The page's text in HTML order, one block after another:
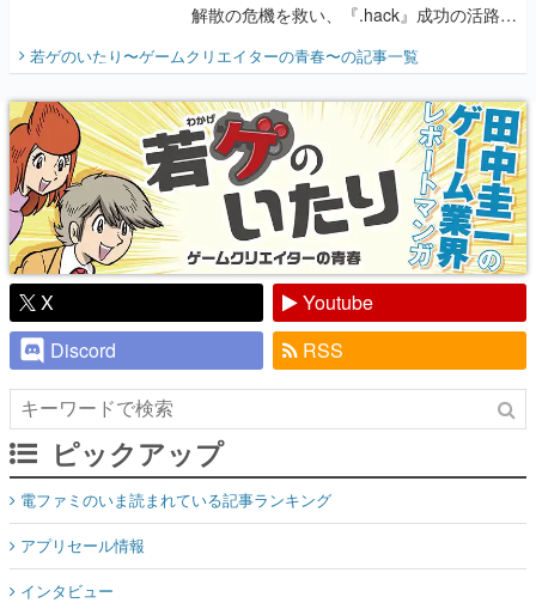
解散の危機を救い、『.hack』成功の活路を
『少年ジャンプ』色だった【若ゲのいた
り】
若ゲのいたり〜ゲームクリエイターの青春〜の記事一覧
X
Youtube
Discord
RSS
ピックアップ
電ファミのいま読まれている記事ランキング
アプリセール情報
インタビュー